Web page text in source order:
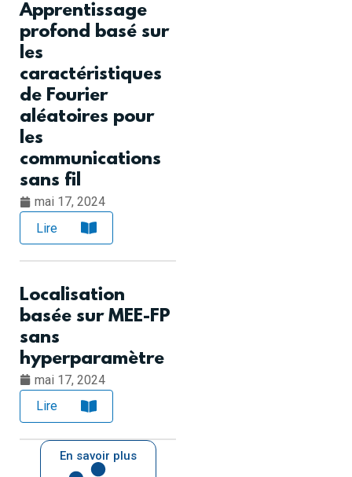
Apprentissage
profond basé sur
les
caractéristiques
de Fourier
aléatoires pour
les
communications
sans fil
mai 17, 2024
Lire
Localisation
basée sur MEE-FP
sans
hyperparamètre
mai 17, 2024
Lire
En savoir plus